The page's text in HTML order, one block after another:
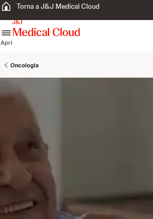
Torna a J&J Medical Cloud
Apri
Oncologia